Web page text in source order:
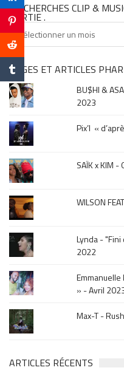
TU CHERCHES CLIP &
SORTIE .
Tu
cherches
clip
&
musique,
click
sur
le
mois
de
la
sortie
PAGES ET ARTICLES
BU$HI &
2023
Pix’l «
SAÏK x KIM
WILSON
Lynda -
2022
» - Avril
Max-T -
ARTICLES RÉCENTS